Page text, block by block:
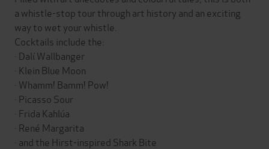
a whistle-stop tour through art history and an exciting
way to wet your whistle.
Cocktails include the:
· Dalí Wallbanger
· Klein Blue Moon
· Whamm! Bamm! Pow!
· Picasso Sour
· Frida Kahlúa
· René Margarita
· and the Hirst-inspired Shark Bite